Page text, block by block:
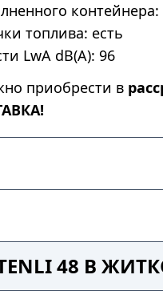
контейнера:
топлива: есть
LwA dB(A): 96
приобрести в
48 В